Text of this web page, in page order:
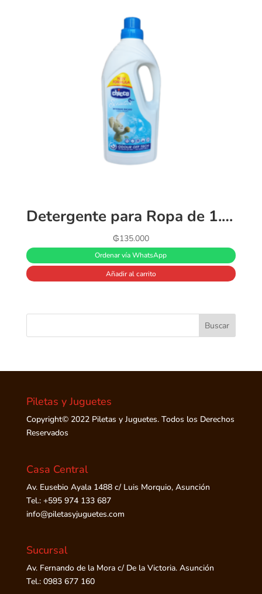
Detergente para Ropa de 1.5L – Chicco
₲135.000
Ordenar vía WhatsApp
Añadir al carrito
Piletas y Juguetes
Copyright© 2022 Piletas y Juguetes. Todos los Derechos
Reservados
Casa Central
Av. Eusebio Ayala 1488 c/ Luis Morquio, Asunción
Tel.: +595 974 133 687
info@piletasyjuguetes.com
Sucursal
Av. Fernando de la Mora c/ De la Victoria. Asunción
Tel.: 0983 677 160